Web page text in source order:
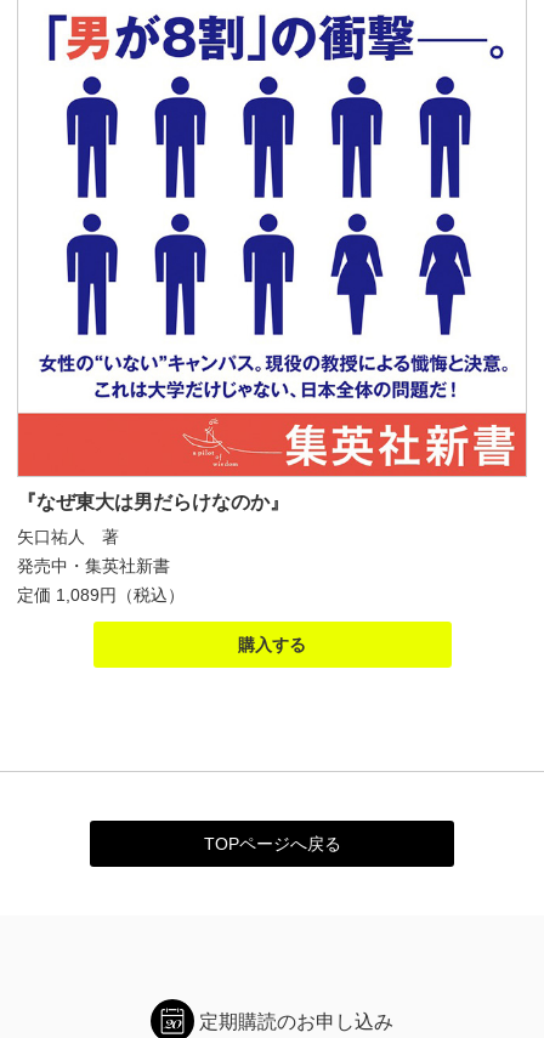
『なぜ東大は男だらけなのか』
矢口祐人 著
発売中・集英社新書
定価 1,089円（税込）
購入する
TOPページへ戻る
定期購読のお申し込み